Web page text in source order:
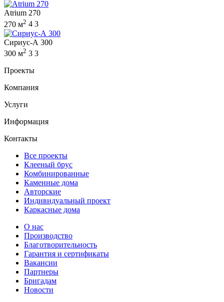
Atrium 270
270 м2 4 3
Сириус-А 300
300 м2 3 3
Проекты
Компания
Услуги
Информация
Контакты
Все проекты
Клееный брус
Комбинированные
Каменные дома
Авторские
Индивидуальный проект
Каркасные дома
О нас
Производство
Благотворительность
Гарантия и сертификаты
Вакансии
Партнеры
Бригадам
Новости